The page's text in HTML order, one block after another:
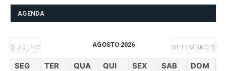
AGENDA
JULHO AGOSTO 2026 SETEMBRO
SEG TER QUA QUI SEX SAB DOM